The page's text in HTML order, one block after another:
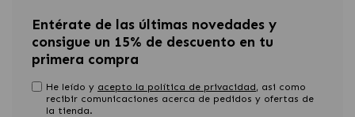
Entérate de las últimas novedades y
consigue un 15% de descuento en tu
primera compra
He leído y acepto la política de privacidad, asi como
recibir comunicaciones acerca de pedidos y ofertas de
la tienda.